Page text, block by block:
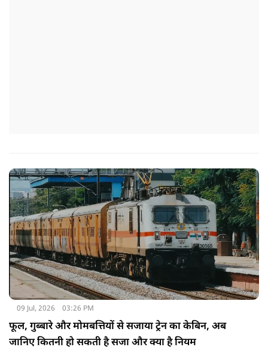
09 Jul, 2026 03:26 PM
फूल, गुब्बारे और मोमबत्तियों से सजाया ट्रेन का केबिन, अब
जानिए कितनी हो सकती है सजा और क्या है नियम